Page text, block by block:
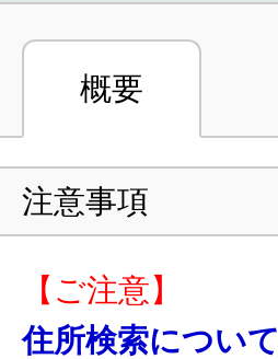
概要
注意事項
【ご注意】
住所検索について